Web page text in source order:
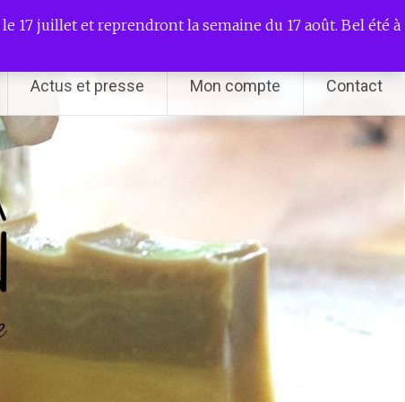
17 juillet et reprendront la semaine du 17 août. Bel été à
Actus et presse Mon compte Contact